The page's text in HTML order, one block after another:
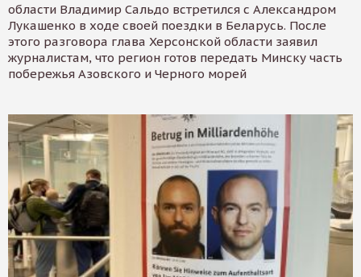
области Владимир Сальдо встретился с Александром
Лукашенко в ходе своей поездки в Беларусь. После
этого разговора глава Херсонской области заявил
журналистам, что регион готов передать Минску часть
побережья Азовского и Черного морей